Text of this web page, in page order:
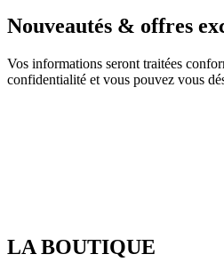
Nouveautés & offres
Vos informations seront traitées
confidentialité et vous pouvez vous
LA BOUTIQUE